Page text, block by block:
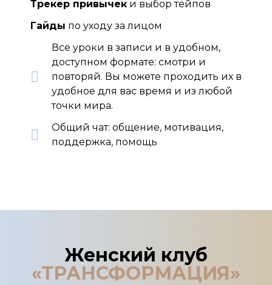
Трекер привычек и выбор тейпов
Гайды по уходу за лицом
Все уроки в записи и в удобном,
доступном формате: смотри и
повторяй. Вы можете проходить их в
удобное для вас время и из любой
точки мира.
Общий чат: общение, мотивация,
поддержка, помощь
Женский клуб
«ТРАНСФОРМАЦИЯ»